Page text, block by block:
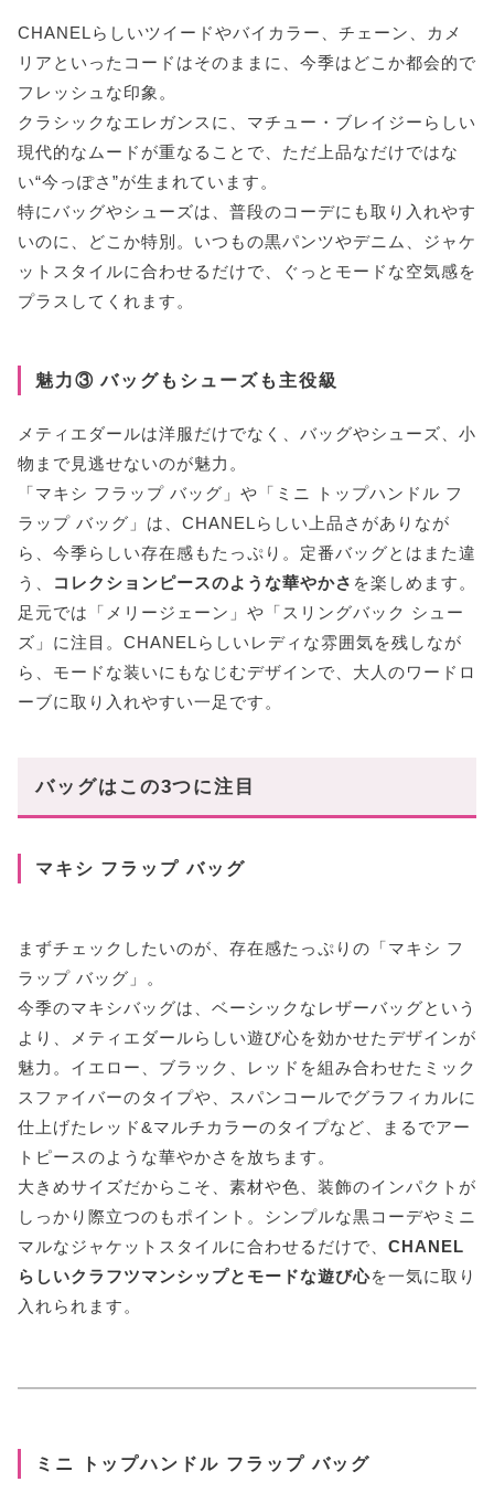
CHANELらしいツイードやバイカラー、チェーン、カメ
リアといったコードはそのままに、今季はどこか都会的で
フレッシュな印象。
クラシックなエレガンスに、マチュー・ブレイジーらしい
現代的なムードが重なることで、ただ上品なだけではな
い“今っぽさ”が生まれています。
特にバッグやシューズは、普段のコーデにも取り入れやす
いのに、どこか特別。いつもの黒パンツやデニム、ジャケ
ットスタイルに合わせるだけで、ぐっとモードな空気感を
プラスしてくれます。
魅力③ バッグもシューズも主役級
メティエダールは洋服だけでなく、バッグやシューズ、小
物まで見逃せないのが魅力。
「マキシ フラップ バッグ」や「ミニ トップハンドル フ
ラップ バッグ」は、CHANELらしい上品さがありなが
ら、今季らしい存在感もたっぷり。定番バッグとはまた違
う、
コレクションピースのような華やかさ を楽しめます。
足元では「メリージェーン」や「スリングバック シュー
ズ」に注目。CHANELらしいレディな雰囲気を残しなが
ら、モードな装いにもなじむデザインで、大人のワードロ
ーブに取り入れやすい一足です。
バッグはこの3つに注目
マキシ フラップ バッグ
まずチェックしたいのが、存在感たっぷりの「マキシ フ
ラップ バッグ」。
今季のマキシバッグは、ベーシックなレザーバッグという
より、メティエダールらしい遊び心を効かせたデザインが
魅力。イエロー、ブラック、レッドを組み合わせたミック
スファイバーのタイプや、スパンコールでグラフィカルに
仕上げたレッド&マルチカラーのタイプなど、まるでアー
トピースのような華やかさを放ちます。
大きめサイズだからこそ、素材や色、装飾のインパクトが
しっかり際立つのもポイント。シンプルな黒コーデやミニ
マルなジャケットスタイルに合わせるだけで、 CHANEL
らしいクラフツマンシップとモードな遊び心を一気に取り
入れられます。
ミニ トップハンドル フラップ バッグ